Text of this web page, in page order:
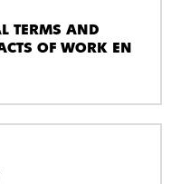
TERMS AND
OF WORK EN